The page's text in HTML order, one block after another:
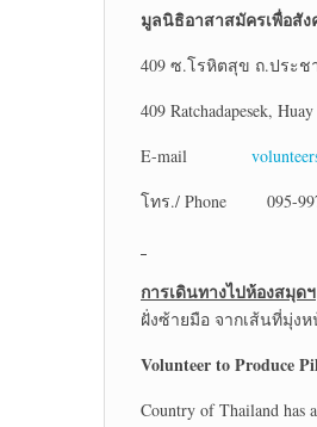
มูลนิธิอาสาสมัครเพื่อสั
409 ซ.โรหิตสุข ถ.ประช
409 Ratchadapesek,
E-mail
โทร./ Phone 095-
การเดินทางไปห้องสมุดฯ
ฝั่งซ้ายมือ จากเส้นที่มุ่ง
Volunteer to Produce
Country of Thailand has